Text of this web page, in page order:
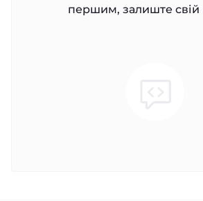
першим, залиште свій